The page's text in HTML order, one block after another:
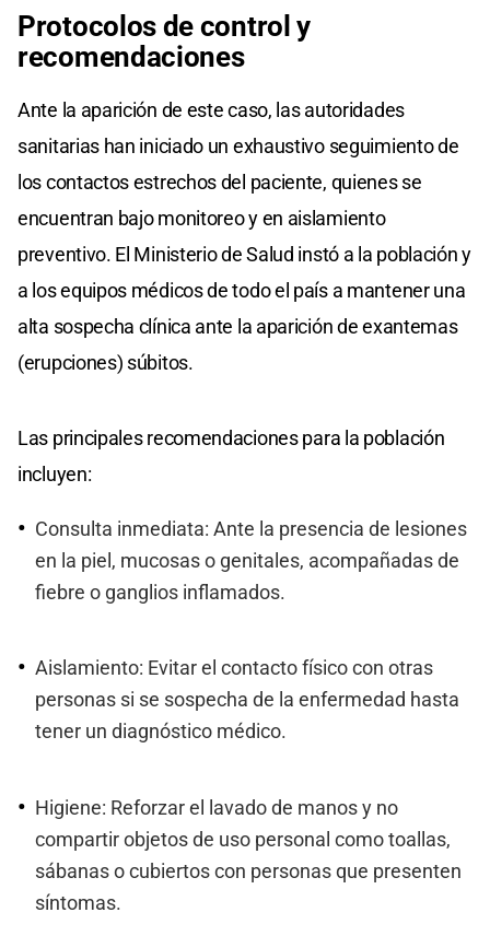
Protocolos de control y
recomendaciones
Ante la aparición de este caso, las autoridades
sanitarias han iniciado un exhaustivo seguimiento de
los contactos estrechos del paciente, quienes se
encuentran bajo monitoreo y en aislamiento
preventivo. El Ministerio de Salud instó a la población y
a los equipos médicos de todo el país a mantener una
alta sospecha clínica ante la aparición de exantemas
(erupciones) súbitos.
Las principales recomendaciones para la población
incluyen:
Consulta inmediata: Ante la presencia de lesiones
en la piel, mucosas o genitales, acompañadas de
fiebre o ganglios inflamados.
Aislamiento: Evitar el contacto físico con otras
personas si se sospecha de la enfermedad hasta
tener un diagnóstico médico.
Higiene: Reforzar el lavado de manos y no
compartir objetos de uso personal como toallas,
sábanas o cubiertos con personas que presenten
síntomas.